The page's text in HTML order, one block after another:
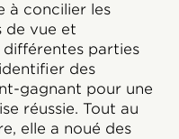
à concilier les
de vue et
parties
des
gagnant pour une
réussie. Tout au
elle a noué des